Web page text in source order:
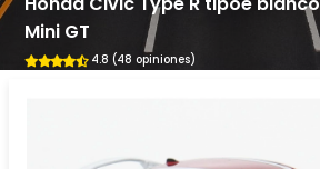
Mini GT
4.8 (48 opiniones)